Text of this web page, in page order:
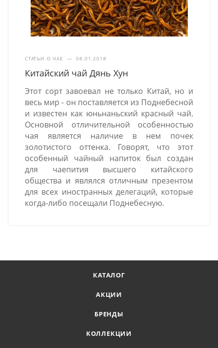
СТАТЬИ О ЧАЕ — 08.01.2018
Китайский чай Дянь Хун
Этот сорт завоевал не только Китай, но и
весь мир - он поставляется из Поднебесной
и известен как юньнаньский красный чай.
Основной отличительной особенностью
чая является наличие в нем почек
золотистого оттенка. Говорят, что этот
особенный чайный напиток был создан
для чаепития высшего китайского
общества и являлся отличным презентом
для всех иностранных делегаций, которые
когда-либо посещали Поднебесную.
КАТАЛОГ
АКЦИИ
БРЕНДЫ
КОЛЛЕКЦИИ